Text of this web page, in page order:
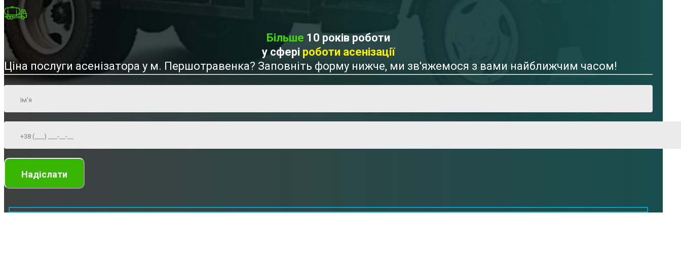
Більше 10 років роботи
у сфері роботи асенізації
Ціна послуги асенізатора у м. Першотравенка? Заповніть форму нижче, ми зв'яжемося з вами найближчим часом!